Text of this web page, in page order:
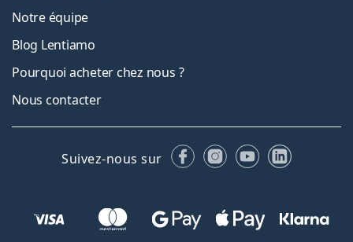
Notre équipe
Blog Lentiamo
Pourquoi acheter chez nous ?
Nous contacter
Suivez-nous sur FacebookInstagram
YouTubeLinkedIn